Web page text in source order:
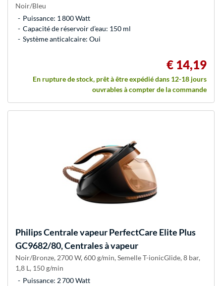
Noir/Bleu
Puissance: 1 800 Watt
Capacité de réservoir d’eau: 150 ml
Système anticalcaire: Oui
€ 14,19
En rupture de stock, prêt à être expédié dans 12-18 jours
ouvrables à compter de la commande
PhilipsCentrale vapeur PerfectCare Elite Plus
GC9682/80, Centrales à vapeur
Noir/Bronze, 2700 W, 600 g/min, Semelle T-ionicGlide, 8 bar,
1,8 L, 150 g/min
Puissance: 2 700 Watt